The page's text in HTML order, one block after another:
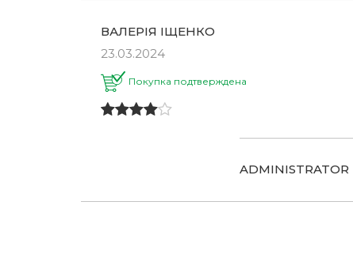
ВАЛЕРІЯ ІЩЕНКО
23.03.2024
Покупка подтверждена
ADMINISTRATOR